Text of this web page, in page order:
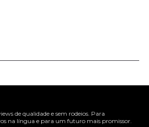
de qualidade e sem rodeios. Para
na língua e para um futuro mais promissor.